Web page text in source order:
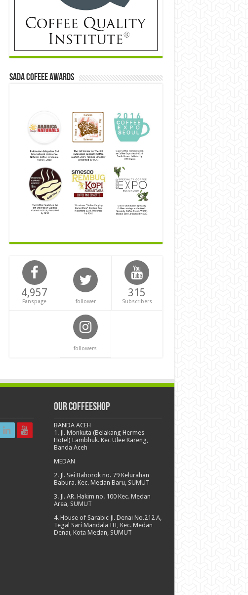
Sada Cofeee Awards
4,957
Fanspage follower
315
Subscribers
followers
Our CoffeeShop
BANDA ACEH
1. Jl. Monkuta (Belakang Hermes
Hotel) Lambhuk. Kec Ulee Kareng,
Banda Aceh
MEDAN
2. Jl. Sei Bahorok no. 79 Kelurahan
Babura. Kec. Medan Baru, SUMUT
3. Jl. AR. Hakim no. 100 Kec. Medan
Area, SUMUT
4. House of Sarabic Jl. Denai No.212 A,
Tegal Sari Mandala III, Kec. Medan
Denai, Kota Medan, SUMUT